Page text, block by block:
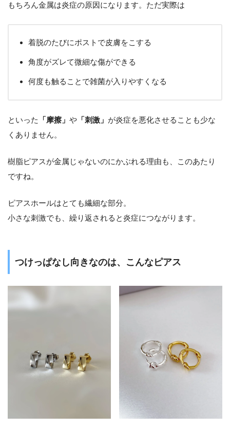
もちろん金属は炎症の原因になります。ただ実際は
着脱のたびにポストで皮膚をこする
角度がズレて微細な傷ができる
何度も触ることで雑菌が入りやすくなる
といった 「摩擦」 や 「刺激」 が炎症を悪化させることも少な
くありません。
樹脂ピアスが金属じゃないのにかぶれる理由も、このあたり
ですね。
ピアスホールはとても繊細な部分。
小さな刺激でも、繰り返されると炎症につながります。
つけっぱなし向きなのは、こんなピアス